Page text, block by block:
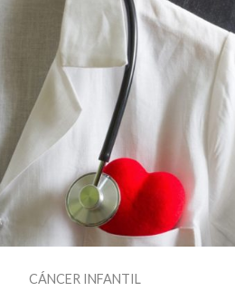
CÁNCER INFANTIL